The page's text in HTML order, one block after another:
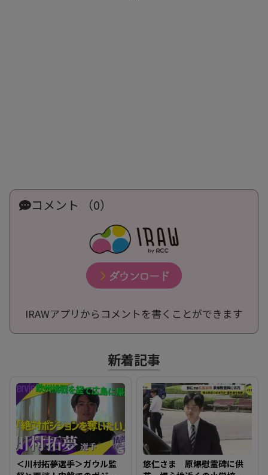
コメント （0）
IRAWアプリからコメントを書くことができます
新着記事
＜川村拓夢選手＞ガウル監
悠仁さま 原爆慰霊碑に供